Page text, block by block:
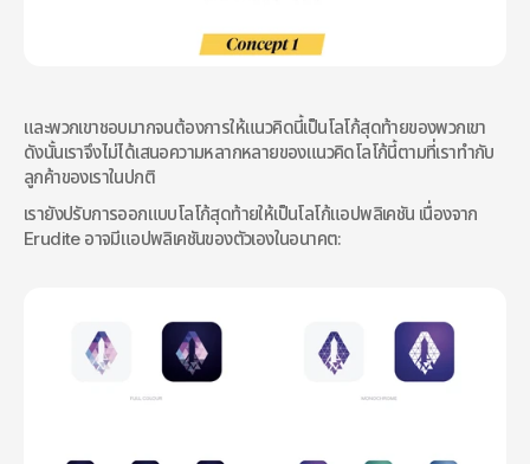
และพวกเขาชอบมากจนต้องการให้แนวคิดนี้เป็นโลโก้สุดท้ายของพวกเขา
ดังนั้นเราจึงไม่ได้เสนอความหลากหลายของแนวคิดโลโก้นี้ตามที่เราทำกับ
ลูกค้าของเราในปกติ
เรายังปรับการออกแบบโลโก้สุดท้ายให้เป็นโลโก้แอปพลิเคชัน เนื่องจาก
Erudite อาจมีแอปพลิเคชันของตัวเองในอนาคต: